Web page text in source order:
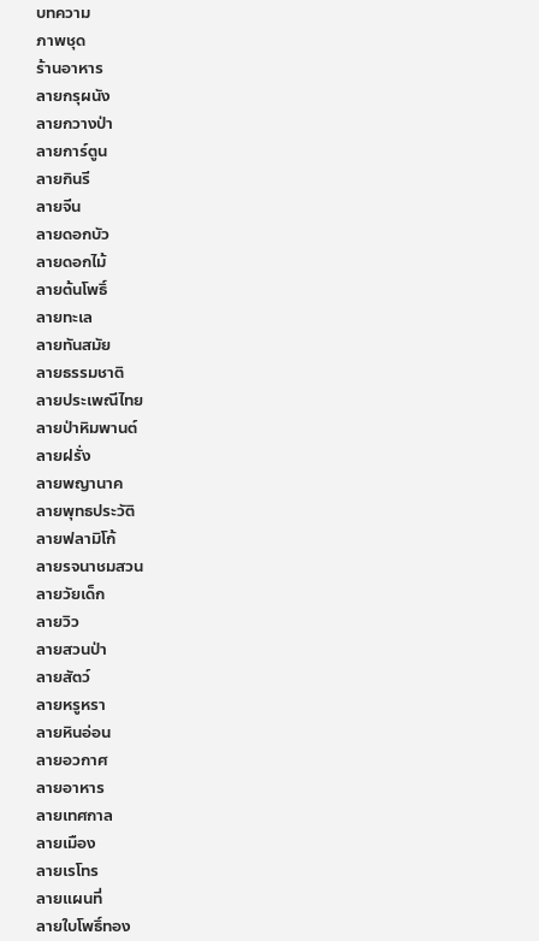
บทความ
ภาพชุด
ร้านอาหาร
ลายกรุผนัง
ลายกวางป่า
ลายการ์ตูน
ลายกินรี
ลายจีน
ลายดอกบัว
ลายดอกไม้
ลายต้นโพธิ์
ลายทะเล
ลายทันสมัย
ลายธรรมชาติ
ลายประเพณีไทย
ลายป่าหิมพานต์
ลายฝรั่ง
ลายพญานาค
ลายพุทธประวัติ
ลายฟลามิโก้
ลายรจนาชมสวน
ลายวัยเด็ก
ลายวิว
ลายสวนป่า
ลายสัตว์
ลายหรูหรา
ลายหินอ่อน
ลายอวกาศ
ลายอาหาร
ลายเทศกาล
ลายเมือง
ลายเรโทร
ลายแผนที่
ลายใบโพธิ์ทอง